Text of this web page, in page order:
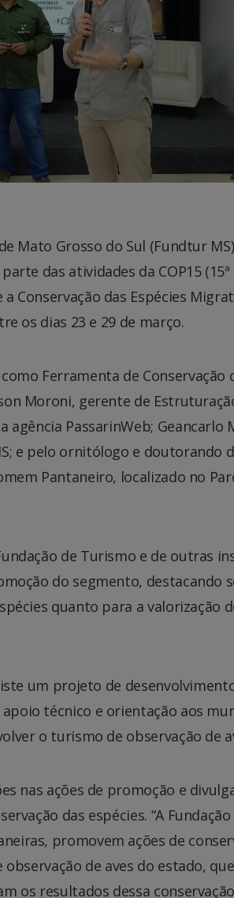
Mato Grosso do Sul (Fundtur
das atividades da COP15 (15ª
Conservação das Espécies
os dias 23 e 29 de março.
Ferramenta de Conservação
Moroni, gerente de
PassarinWeb; Geancarlo
e pelo ornitólogo e doutorando
Pantaneiro, localizado no
de Turismo e de outras
do segmento, destacando
quanto para a valorização
um projeto de
técnico e orientação aos
o turismo de observação de
nas ações de promoção e
das espécies. “A
promovem ações de
de aves do estado,
os resultados dessa